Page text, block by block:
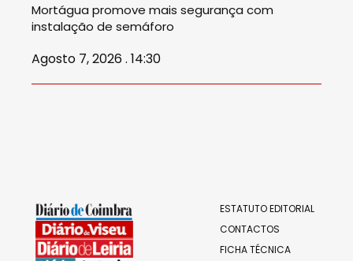
Mortágua promove mais segurança com
instalação de semáforo
Agosto 7, 2026 . 14:30
ESTATUTO EDITORIAL
CONTACTOS
FICHA TÉCNICA